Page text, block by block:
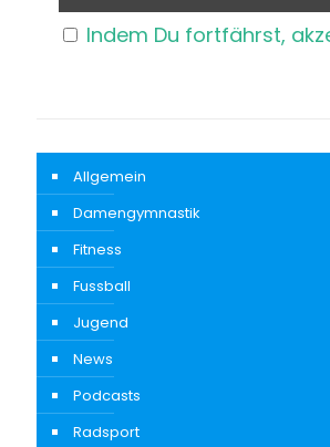
Indem Du fortfährst,
Allgemein
Damengymnastik
Fitness
Fussball
Jugend
News
Podcasts
Radsport